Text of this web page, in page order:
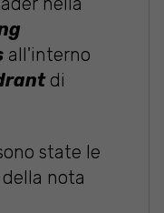
all'interno
di
state le
nota